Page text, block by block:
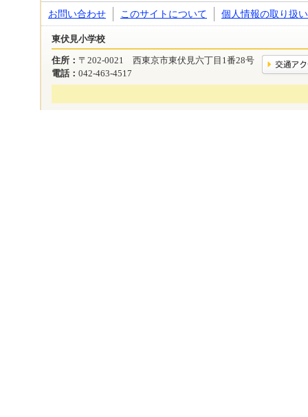
お問い合わせ このサイトについて 個人情報の取り扱い
東伏見小学校
住所： 〒202-0021 西東京市東伏見六丁目1番28号
電話： 042-463-4517